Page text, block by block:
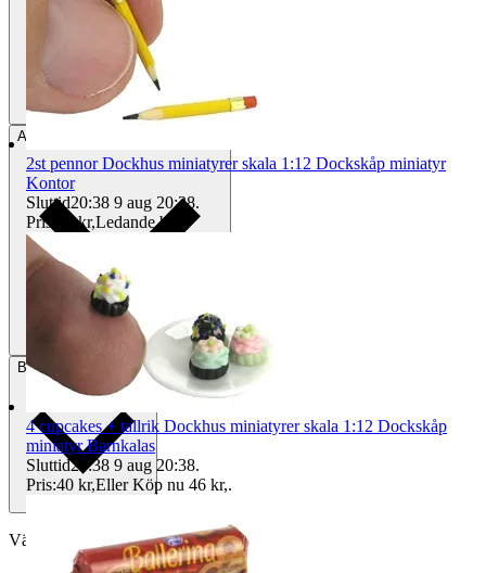
Avhämtning
Betalning Via Tradera
Välj till köparskydd
2st pennor Dockhus miniatyrer skala 1:12 Dockskåp miniatyr
Kontor
Sluttid20:38 9 aug 20:38.
Pris:
16 kr,Ledande bud
4 cupcakes + tallrik Dockhus miniatyrer skala 1:12 Dockskåp
miniatyr Barnkalas
Sluttid20:38 9 aug 20:38.
Pris:40 kr,Eller Köp nu 46 kr,.